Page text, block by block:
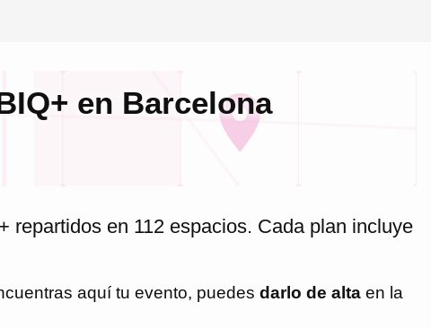
en Barcelona
repartidos en 112 espacios. Cada plan incluye
aquí tu evento, puedes darlo de alta en la